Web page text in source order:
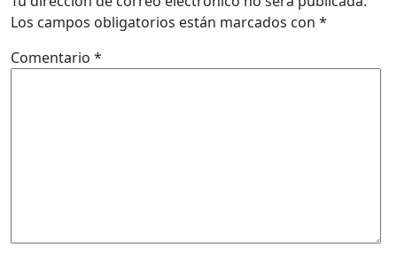
Los campos obligatorios están marcados con *
Comentario *